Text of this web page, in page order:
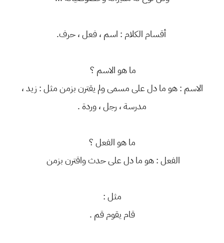
أقسام الكلام : اسم ، فعل ، حرف.
ما هو الاسم ؟
الاسم : هو ما دل على مسمى ولم يقترن بزمن مثل : زيد ،
مدرسة ، رجل ، وردة .
ما هو الفعل ؟
الفعل : هو ما دل على حدث واقترن بزمن
مثل :
قام يقوم قم .